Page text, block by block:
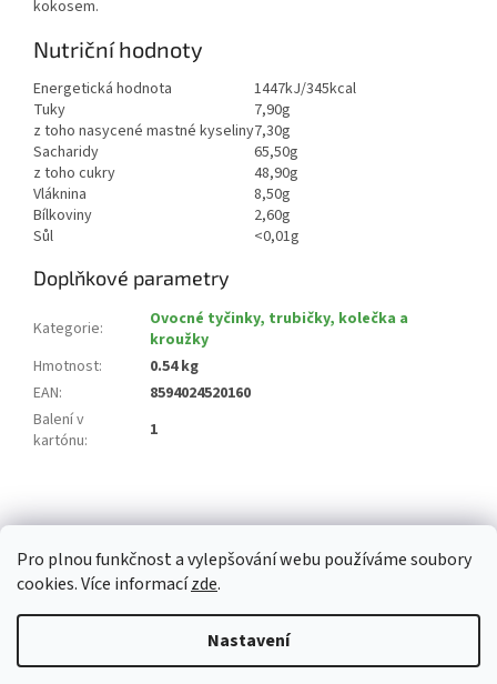
Pro plnou funkčnost a vylepšování webu používáme soubory
cookies. Více informacízde.
Nastavení
kokosem.
Nutriční hodnoty
Energetická hodnota
1447kJ/345kcal
Tuky
7,90g
z toho nasycené mastné kyseliny7,30g
Sacharidy
65,50g
z toho cukry
48,90g
Vláknina
8,50g
Bílkoviny
2,60g
Sůl
<0,01g
Doplňkové parametry
Kategorie:
Ovocné tyčinky, trubičky, kolečka a
kroužky
Hmotnost:
0.54 kg
EAN:
8594024520160
Balení v
kartónu: 1
á